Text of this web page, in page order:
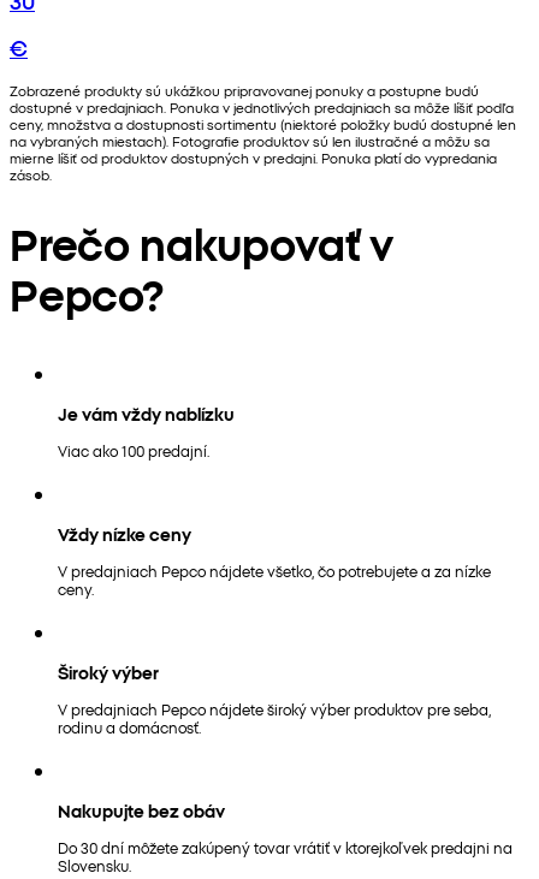
€
Zobrazené produkty sú ukážkou pripravovanej ponuky a postupne budú
dostupné v predajniach. Ponuka v jednotlivých predajniach sa môže líšiť podľa
ceny, množstva a dostupnosti sortimentu (niektoré položky budú dostupné len
na vybraných miestach). Fotografie produktov sú len ilustračné a môžu sa
mierne líšiť od produktov dostupných v predajni. Ponuka platí do vypredania
zásob.
Prečo nakupovať v
Pepco?
Je vám vždy nablízku
Viac ako 100 predajní.
Vždy nízke ceny
V predajniach Pepco nájdete všetko, čo potrebujete a za nízke
ceny.
Široký výber
V predajniach Pepco nájdete široký výber produktov pre seba,
rodinu a domácnosť.
Nakupujte bez obáv
Do 30 dní môžete zakúpený tovar vrátiť v ktorejkoľvek predajni na
Slovensku.